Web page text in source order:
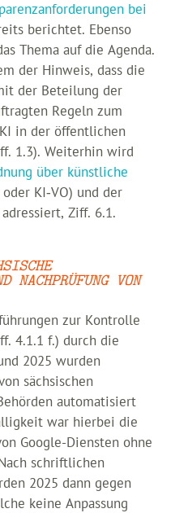
bei
berichtet. Ebenso
Thema auf die Agenda.
der Hinweis, dass die
der Beteilung der
Regeln zum
in der öffentlichen
1.3). Weiterhin wird
über künstliche
KI‑VO) und der
Ziff. 6.1.
NACHPRÜFUNG VON
zur Kontrolle
4.1.1 f.) durch die
2025 wurden
sächsischen
automatisiert
war hierbei die
Google-Diensten ohne
schriftlichen
2025 dann gegen
keine Anpassung